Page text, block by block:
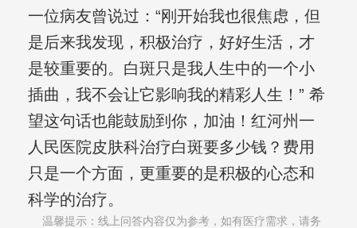
一位病友曾说过：“刚开始我也很焦虑，但
是后来我发现，积极治疗，好好生活，才
是较重要的。白斑只是我人生中的一个小
插曲，我不会让它影响我的精彩人生！” 希
望这句话也能鼓励到你，加油！红河州一
人民医院皮肤科治疗白斑要多少钱？费用
只是一个方面，更重要的是积极的心态和
科学的治疗。
温馨提示：线上问答内容仅为参考，如有医疗需求，请务